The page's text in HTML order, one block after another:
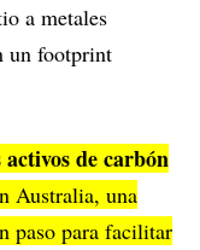
a metales
un footprint
de carbón
Australia, una
paso para facilitar